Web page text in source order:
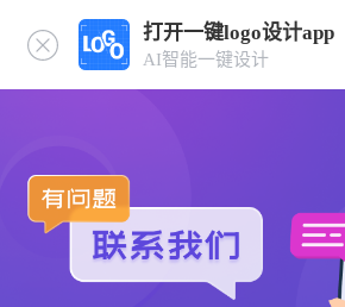
打开一键logo设计app
AI智能一键设计